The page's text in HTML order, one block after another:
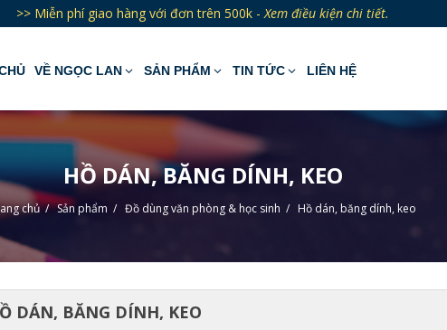
>> Miễn phí giao hàng với đơn trên 500k -Xem điều kiện chi tiết.
VỀ NGỌC LAN SẢN PHẨM TIN TỨC LIÊN HỆ
HỒ DÁN, BĂNG DÍNH, KEO
chủ/Sản phẩm / Đồ dùng văn phòng & học sinh / Hồ dán, băng dính, keo
DÁN, BĂNG DÍNH, KEO